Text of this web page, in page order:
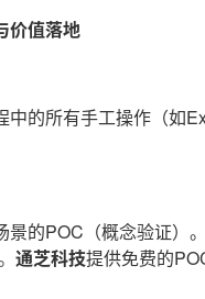
价值落地
中的所有手工操作（如
的POC（概念验证）
通芝科技提供免费的